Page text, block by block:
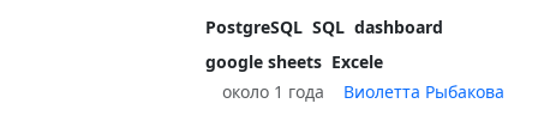
PostgreSQL SQL dashboard
google sheets Excele
около 1 года
Виолетта Рыбакова